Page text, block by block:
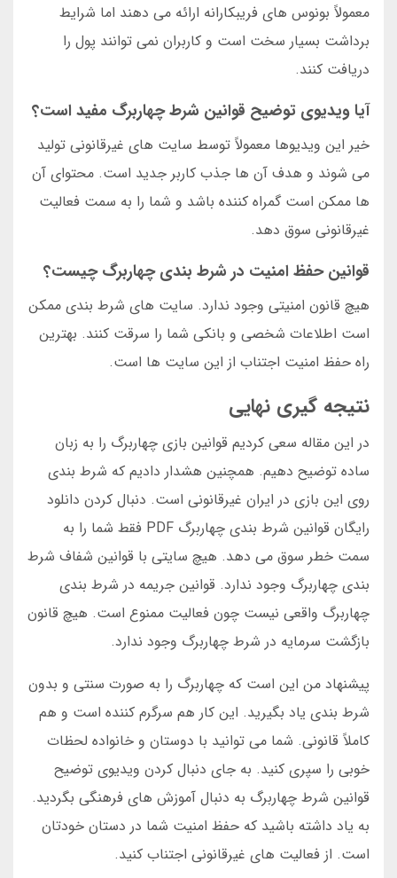
معمولاً بونوس های فریبکارانه ارائه می دهند اما شرایط
برداشت بسیار سخت است و کاربران نمی توانند پول را
دریافت کنند.
آیا ویدیوی توضیح قوانین شرط چهاربرگ مفید است؟
خیر این ویدیوها معمولاً توسط سایت های غیرقانونی تولید
می شوند و هدف آن ها جذب کاربر جدید است. محتوای آن
ها ممکن است گمراه کننده باشد و شما را به سمت فعالیت
غیرقانونی سوق دهد.
قوانین حفظ امنیت در شرط بندی چهاربرگ چیست؟
هیچ قانون امنیتی وجود ندارد. سایت های شرط بندی ممکن
است اطلاعات شخصی و بانکی شما را سرقت کنند. بهترین
راه حفظ امنیت اجتناب از این سایت ها است.
نتیجه گیری نهایی
در این مقاله سعی کردیم قوانین بازی چهاربرگ را به زبان
ساده توضیح دهیم. همچنین هشدار دادیم که شرط بندی
روی این بازی در ایران غیرقانونی است. دنبال کردن دانلود
رایگان قوانین شرط بندی چهاربرگ PDF فقط شما را به
سمت خطر سوق می دهد. هیچ سایتی با قوانین شفاف شرط
بندی چهاربرگ وجود ندارد. قوانین جریمه در شرط بندی
چهاربرگ واقعی نیست چون فعالیت ممنوع است. هیچ قانون
بازگشت سرمایه در شرط چهاربرگ وجود ندارد.
پیشنهاد من این است که چهاربرگ را به صورت سنتی و بدون
شرط بندی یاد بگیرید. این کار هم سرگرم کننده است و هم
کاملاً قانونی. شما می توانید با دوستان و خانواده لحظات
خوبی را سپری کنید. به جای دنبال کردن ویدیوی توضیح
قوانین شرط چهاربرگ به دنبال آموزش های فرهنگی بگردید.
به یاد داشته باشید که حفظ امنیت شما در دستان خودتان
است. از فعالیت های غیرقانونی اجتناب کنید.